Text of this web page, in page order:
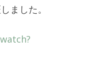
ました。